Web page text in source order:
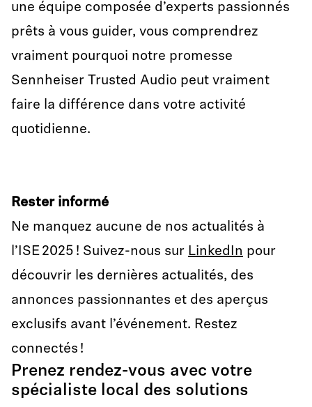
une équipe composée d’experts passionnés
prêts à vous guider, vous comprendrez
vraiment pourquoi notre promesse
Sennheiser Trusted Audio peut vraiment
faire la différence dans votre activité
quotidienne.
Rester informé
Ne manquez aucune de nos actualités à
l’ISE 2025 ! Suivez-nous sur LinkedIn pour
découvrir les dernières actualités, des
annonces passionnantes et des aperçus
exclusifs avant l’événement. Restez
connectés !
Prenez rendez-vous avec votre
spécialiste local des solutions